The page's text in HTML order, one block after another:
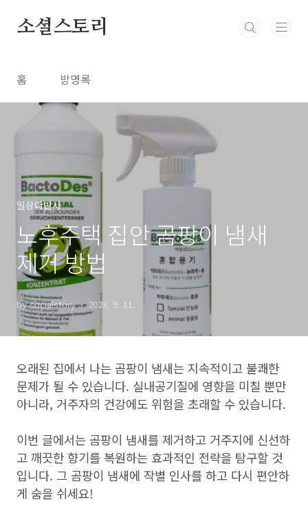
소셜스토리
홈 방명록
일상다반사
노후주택 집안 곰팡이 냄새
제거 방법
by socialstory 2023. 9. 11.
오래된 집에서 나는 곰팡이 냄새는 지속적이고 불쾌한
문제가 될 수 있습니다. 실내공기질에 영향을 미칠 뿐만
아니라, 거주자의 건강에도 위험을 초래할 수 있습니다.
이번 글에서는 곰팡이 냄새를 제거하고 거주지에 신선하
고 깨끗한 향기를 복원하는 효과적인 전략을 탐구할 것
입니다. 그 곰팡이 냄새에 작별 인사를 하고 다시 편안하
게 숨을 쉬세요!